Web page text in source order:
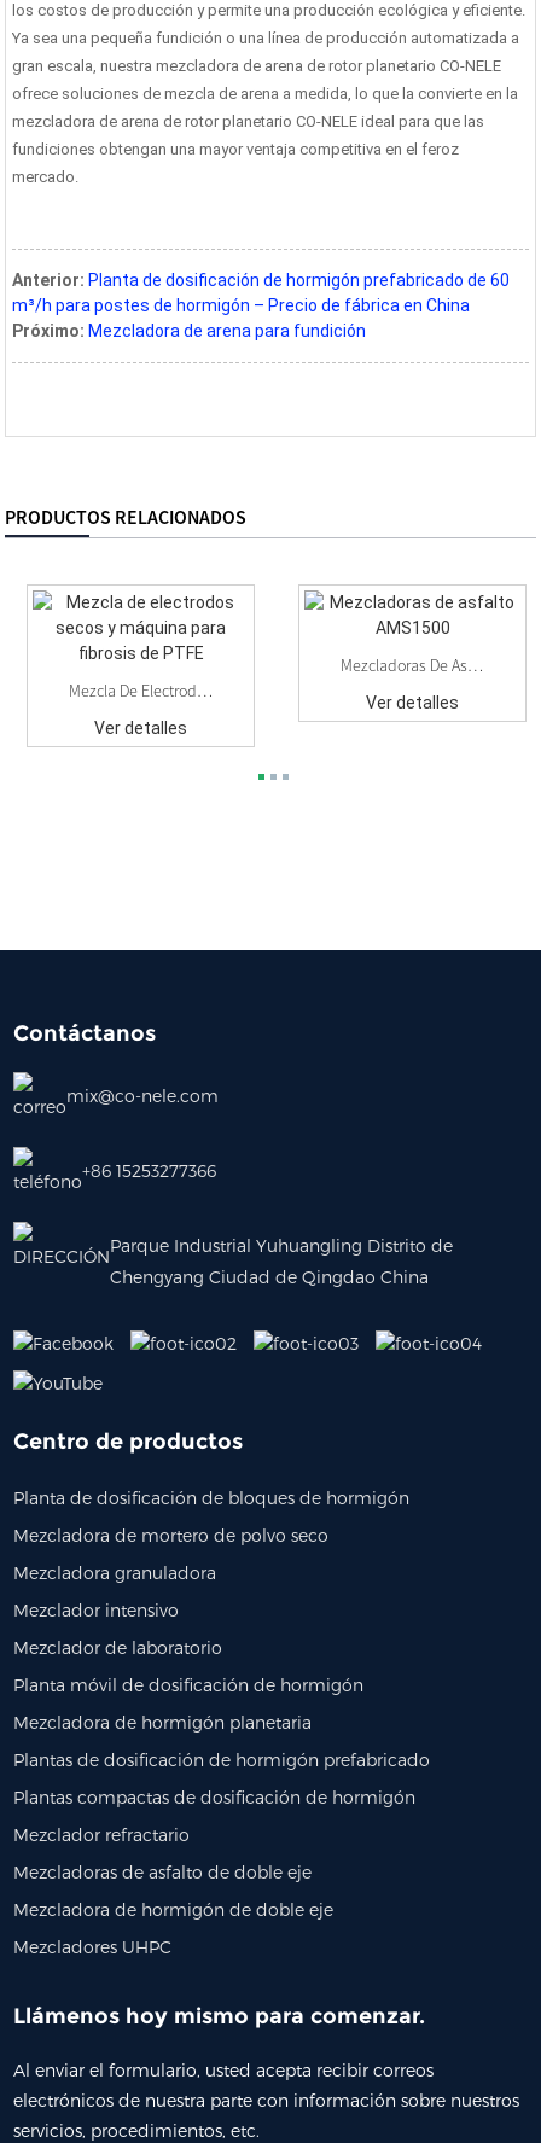
los costos de producción y permite una producción ecológica y eficiente.
Ya sea una pequeña fundición o una línea de producción automatizada a
gran escala, nuestra mezcladora de arena de rotor planetario CO-NELE
ofrece soluciones de mezcla de arena a medida, lo que la convierte en la
mezcladora de arena de rotor planetario CO-NELE ideal para que las
fundiciones obtengan una mayor ventaja competitiva en el feroz
mercado.
Anterior: Planta de dosificación de hormigón prefabricado de 60
m³/h para postes de hormigón – Precio de fábrica en China
Próximo: Mezcladora de arena para fundición
PRODUCTOS RELACIONADOS
Mezcla De Electrodos Secos Y Máquina Para Fibrosis De PTFE
Ver detalles
Mezcladoras De Asfalto AMS1500
Ver detalles
Contáctanos
mix@co-nele.com
+86 15253277366
Parque Industrial Yuhuangling Distrito de
Chengyang Ciudad de Qingdao China
Centro de productos
Planta de dosificación de bloques de hormigón
Mezcladora de mortero de polvo seco
Mezcladora granuladora
Mezclador intensivo
Mezclador de laboratorio
Planta móvil de dosificación de hormigón
Mezcladora de hormigón planetaria
Plantas de dosificación de hormigón prefabricado
Plantas compactas de dosificación de hormigón
Mezclador refractario
Mezcladoras de asfalto de doble eje
Mezcladora de hormigón de doble eje
Mezcladores UHPC
Llámenos hoy mismo para comenzar.
Al enviar el formulario, usted acepta recibir correos
electrónicos de nuestra parte con información sobre nuestros
servicios, procedimientos, etc.